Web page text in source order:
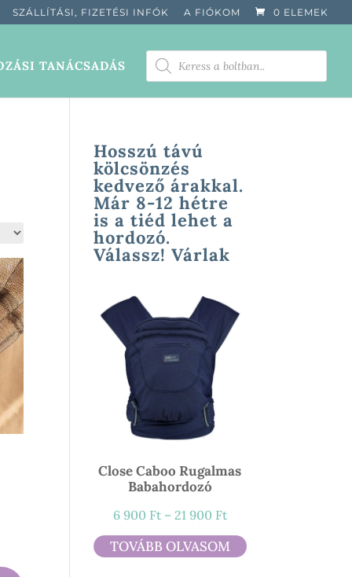
SZÁLLÍTÁSI, FIZETÉSI INFÓK A FIÓKOM 0 ELEMEK
TANÁCSADÁS
PRODUCTS
SEARCH
Hosszú távú
kölcsönzés
kedvező árakkal.
Már 8-12 hétre
is a tiéd lehet a
hordozó.
Válassz! Várlak
Close Caboo Rugalmas
Babahordozó
6 900 Ft – 21 900 FtÁrtartomány:
6
900 Ft
TOVÁBB OLVASOM